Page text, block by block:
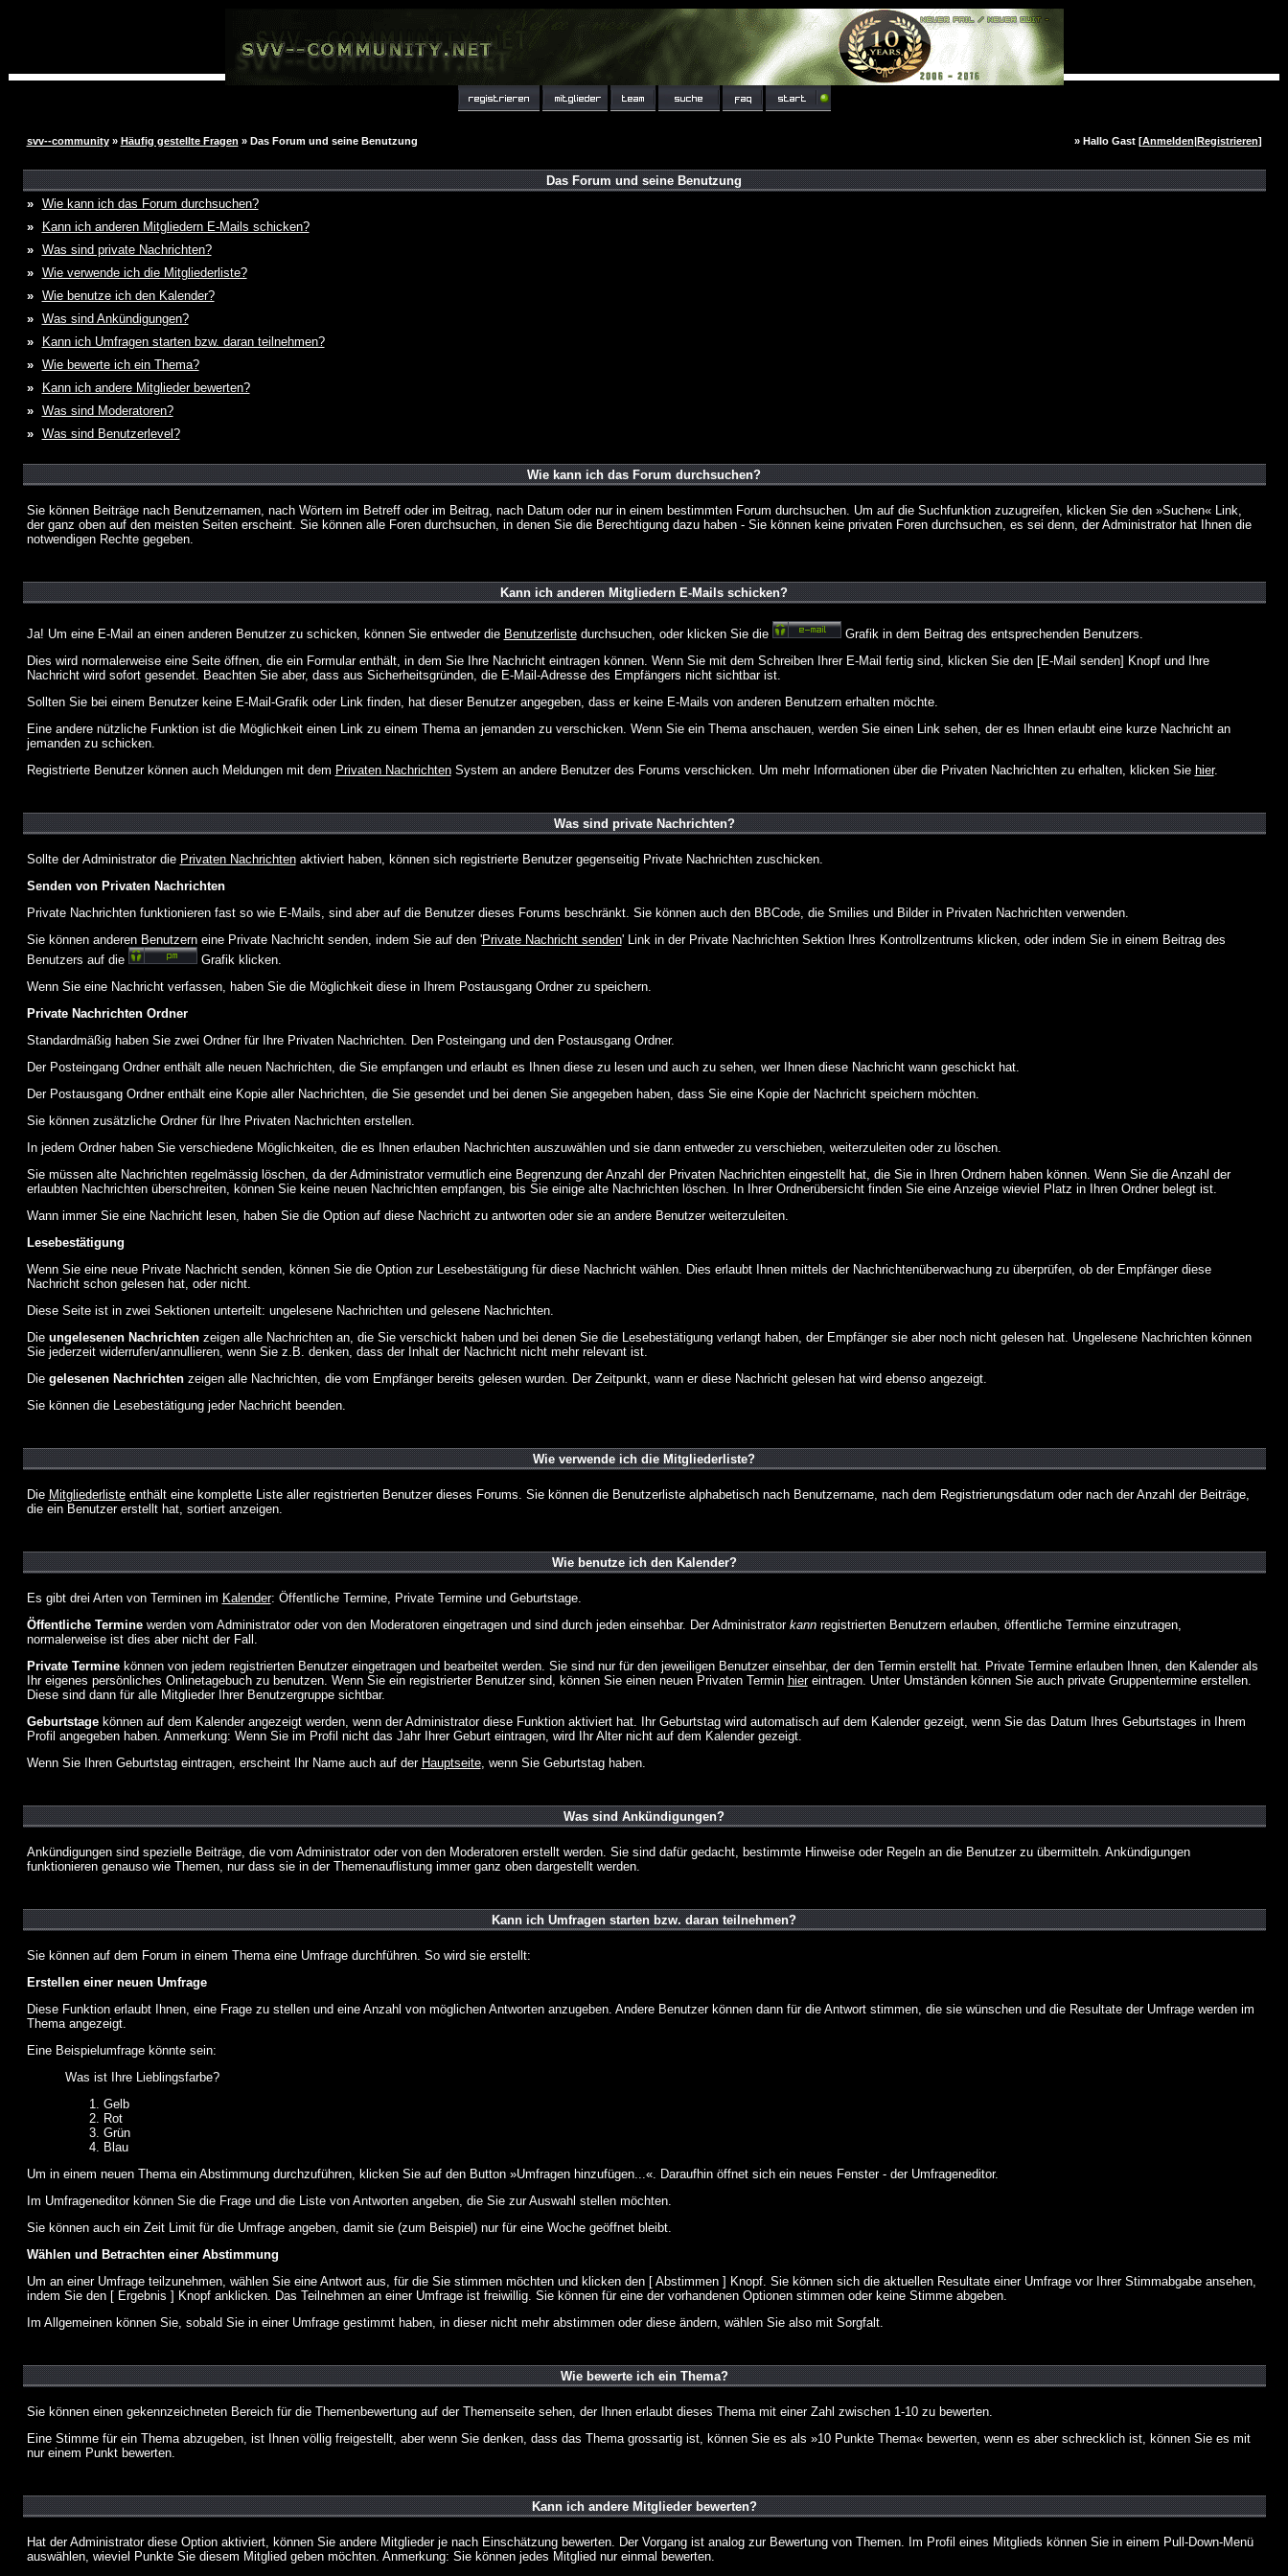
svv--community» Häufig gestellte Fragen » Das Forum und seine Benutzung » Hallo Gast [Anmelden|Registrieren]
Das Forum und seine Benutzung
»
Wie kann ich das Forum durchsuchen?
»
Kann ich anderen Mitgliedern E-Mails schicken?
»
Was sind private Nachrichten?
»
Wie verwende ich die Mitgliederliste?
»
Wie benutze ich den Kalender?
»
Was sind Ankündigungen?
»
Kann ich Umfragen starten bzw. daran teilnehmen?
»
Wie bewerte ich ein Thema?
»
Kann ich andere Mitglieder bewerten?
»
Was sind Moderatoren?
»
Was sind Benutzerlevel?
Wie kann ich das Forum durchsuchen?
Sie können Beiträge nach Benutzernamen, nach Wörtern im Betreff oder im Beitrag, nach Datum oder nur in einem bestimmten Forum durchsuchen. Um auf die Suchfunktion zuzugreifen, klicken Sie den »Suchen« Link,
der ganz oben auf den meisten Seiten erscheint. Sie können alle Foren durchsuchen, in denen Sie die Berechtigung dazu haben - Sie können keine privaten Foren durchsuchen, es sei denn, der Administrator hat Ihnen die
notwendigen Rechte gegeben.
Kann ich anderen Mitgliedern E-Mails schicken?
Ja! Um eine E-Mail an einen anderen Benutzer zu schicken, können Sie entweder die Benutzerlistedurchsuchen, oder klicken Sie die
Grafik in dem Beitrag des entsprechenden Benutzers.
Dies wird normalerweise eine Seite öffnen, die ein Formular enthält, in dem Sie Ihre Nachricht eintragen können. Wenn Sie mit dem Schreiben Ihrer E-Mail fertig sind, klicken Sie den [E-Mail senden] Knopf und Ihre
Nachricht wird sofort gesendet. Beachten Sie aber, dass aus Sicherheitsgründen, die E-Mail-Adresse des Empfängers nicht sichtbar ist.
Sollten Sie bei einem Benutzer keine E-Mail-Grafik oder Link finden, hat dieser Benutzer angegeben, dass er keine E-Mails von anderen Benutzern erhalten möchte.
Eine andere nützliche Funktion ist die Möglichkeit einen Link zu einem Thema an jemanden zu verschicken. Wenn Sie ein Thema anschauen, werden Sie einen Link sehen, der es Ihnen erlaubt eine kurze Nachricht an
jemanden zu schicken.
Registrierte Benutzer können auch Meldungen mit dem Privaten NachrichtenSystem an andere Benutzer des Forums verschicken. Um mehr Informationen über die Privaten Nachrichten zu erhalten, klicken Sie hier.
Was sind private Nachrichten?
Sollte der Administrator die Privaten Nachrichtenaktiviert haben, können sich registrierte Benutzer gegenseitig Private Nachrichten zuschicken.
Senden von Privaten Nachrichten
Private Nachrichten funktionieren fast so wie E-Mails, sind aber auf die Benutzer dieses Forums beschränkt. Sie können auch den BBCode, die Smilies und Bilder in Privaten Nachrichten verwenden.
Sie können anderen Benutzern eine Private Nachricht senden, indem Sie auf den 'Private Nachricht senden' Link in der Private Nachrichten Sektion Ihres Kontrollzentrums klicken, oder indem Sie in einem Beitrag des
Benutzers auf die
Grafik klicken.
Wenn Sie eine Nachricht verfassen, haben Sie die Möglichkeit diese in Ihrem Postausgang Ordner zu speichern.
Private Nachrichten Ordner
Standardmäßig haben Sie zwei Ordner für Ihre Privaten Nachrichten. Den Posteingang und den Postausgang Ordner.
Der Posteingang Ordner enthält alle neuen Nachrichten, die Sie empfangen und erlaubt es Ihnen diese zu lesen und auch zu sehen, wer Ihnen diese Nachricht wann geschickt hat.
Der Postausgang Ordner enthält eine Kopie aller Nachrichten, die Sie gesendet und bei denen Sie angegeben haben, dass Sie eine Kopie der Nachricht speichern möchten.
Sie können zusätzliche Ordner für Ihre Privaten Nachrichten erstellen.
In jedem Ordner haben Sie verschiedene Möglichkeiten, die es Ihnen erlauben Nachrichten auszuwählen und sie dann entweder zu verschieben, weiterzuleiten oder zu löschen.
Sie müssen alte Nachrichten regelmässig löschen, da der Administrator vermutlich eine Begrenzung der Anzahl der Privaten Nachrichten eingestellt hat, die Sie in Ihren Ordnern haben können. Wenn Sie die Anzahl der
erlaubten Nachrichten überschreiten, können Sie keine neuen Nachrichten empfangen, bis Sie einige alte Nachrichten löschen. In Ihrer Ordnerübersicht finden Sie eine Anzeige wieviel Platz in Ihren Ordner belegt ist.
Wann immer Sie eine Nachricht lesen, haben Sie die Option auf diese Nachricht zu antworten oder sie an andere Benutzer weiterzuleiten.
Lesebestätigung
Wenn Sie eine neue Private Nachricht senden, können Sie die Option zur Lesebestätigung für diese Nachricht wählen. Dies erlaubt Ihnen mittels der Nachrichtenüberwachung zu überprüfen, ob der Empfänger diese
Nachricht schon gelesen hat, oder nicht.
Diese Seite ist in zwei Sektionen unterteilt: ungelesene Nachrichten und gelesene Nachrichten.
Die ungelesenen Nachrichtenzeigen alle Nachrichten an, die Sie verschickt haben und bei denen Sie die Lesebestätigung verlangt haben, der Empfänger sie aber noch nicht gelesen hat. Ungelesene Nachrichten können
Sie jederzeit widerrufen/annullieren, wenn Sie z.B. denken, dass der Inhalt der Nachricht nicht mehr relevant ist.
Die gelesenen Nachrichtenzeigen alle Nachrichten, die vom Empfänger bereits gelesen wurden. Der Zeitpunkt, wann er diese Nachricht gelesen hat wird ebenso angezeigt.
Sie können die Lesebestätigung jeder Nachricht beenden.
Wie verwende ich die Mitgliederliste?
Die Mitgliederlisteenthält eine komplette Liste aller registrierten Benutzer dieses Forums. Sie können die Benutzerliste alphabetisch nach Benutzername, nach dem Registrierungsdatum oder nach der Anzahl der Beiträge,
die ein Benutzer erstellt hat, sortiert anzeigen.
Wie benutze ich den Kalender?
Es gibt drei Arten von Terminen im Kalender: Öffentliche Termine, Private Termine und Geburtstage.
Öffentliche Terminewerden vom Administrator oder von den Moderatoren eingetragen und sind durch jeden einsehbar. Der Administrator kannregistrierten Benutzern erlauben, öffentliche Termine einzutragen,
normalerweise ist dies aber nicht der Fall.
Private Terminekönnen von jedem registrierten Benutzer eingetragen und bearbeitet werden. Sie sind nur für den jeweiligen Benutzer einsehbar, der den Termin erstellt hat. Private Termine erlauben Ihnen, den Kalender als
Ihr eigenes persönliches Onlinetagebuch zu benutzen. Wenn Sie ein registrierter Benutzer sind, können Sie einen neuen Privaten Termin hiereintragen. Unter Umständen können Sie auch private Gruppentermine erstellen.
Diese sind dann für alle Mitglieder Ihrer Benutzergruppe sichtbar.
Geburtstagekönnen auf dem Kalender angezeigt werden, wenn der Administrator diese Funktion aktiviert hat. Ihr Geburtstag wird automatisch auf dem Kalender gezeigt, wenn Sie das Datum Ihres Geburtstages in Ihrem
Profil angegeben haben. Anmerkung: Wenn Sie im Profil nicht das Jahr Ihrer Geburt eintragen, wird Ihr Alter nicht auf dem Kalender gezeigt.
Wenn Sie Ihren Geburtstag eintragen, erscheint Ihr Name auch auf der Hauptseite, wenn Sie Geburtstag haben.
Was sind Ankündigungen?
Ankündigungen sind spezielle Beiträge, die vom Administrator oder von den Moderatoren erstellt werden. Sie sind dafür gedacht, bestimmte Hinweise oder Regeln an die Benutzer zu übermitteln. Ankündigungen
funktionieren genauso wie Themen, nur dass sie in der Themenauflistung immer ganz oben dargestellt werden.
Kann ich Umfragen starten bzw. daran teilnehmen?
Sie können auf dem Forum in einem Thema eine Umfrage durchführen. So wird sie erstellt:
Erstellen einer neuen Umfrage
Diese Funktion erlaubt Ihnen, eine Frage zu stellen und eine Anzahl von möglichen Antworten anzugeben. Andere Benutzer können dann für die Antwort stimmen, die sie wünschen und die Resultate der Umfrage werden im
Thema angezeigt.
Eine Beispielumfrage könnte sein:
Was ist Ihre Lieblingsfarbe?
Gelb
Rot
Grün
Blau
Um in einem neuen Thema ein Abstimmung durchzuführen, klicken Sie auf den Button »Umfragen hinzufügen...«. Daraufhin öffnet sich ein neues Fenster - der Umfrageneditor.
Im Umfrageneditor können Sie die Frage und die Liste von Antworten angeben, die Sie zur Auswahl stellen möchten.
Sie können auch ein Zeit Limit für die Umfrage angeben, damit sie (zum Beispiel) nur für eine Woche geöffnet bleibt.
Wählen und Betrachten einer Abstimmung
Um an einer Umfrage teilzunehmen, wählen Sie eine Antwort aus, für die Sie stimmen möchten und klicken den [ Abstimmen ] Knopf. Sie können sich die aktuellen Resultate einer Umfrage vor Ihrer Stimmabgabe ansehen,
indem Sie den [ Ergebnis ] Knopf anklicken. Das Teilnehmen an einer Umfrage ist freiwillig. Sie können für eine der vorhandenen Optionen stimmen oder keine Stimme abgeben.
Im Allgemeinen können Sie, sobald Sie in einer Umfrage gestimmt haben, in dieser nicht mehr abstimmen oder diese ändern, wählen Sie also mit Sorgfalt.
Wie bewerte ich ein Thema?
Sie können einen gekennzeichneten Bereich für die Themenbewertung auf der Themenseite sehen, der Ihnen erlaubt dieses Thema mit einer Zahl zwischen 1-10 zu bewerten.
Eine Stimme für ein Thema abzugeben, ist Ihnen völlig freigestellt, aber wenn Sie denken, dass das Thema grossartig ist, können Sie es als »10 Punkte Thema« bewerten, wenn es aber schrecklich ist, können Sie es mit
nur einem Punkt bewerten.
Kann ich andere Mitglieder bewerten?
Hat der Administrator diese Option aktiviert, können Sie andere Mitglieder je nach Einschätzung bewerten. Der Vorgang ist analog zur Bewertung von Themen. Im Profil eines Mitglieds können Sie in einem Pull-Down-Menü
auswählen, wieviel Punkte Sie diesem Mitglied geben möchten. Anmerkung: Sie können jedes Mitglied nur einmal bewerten.